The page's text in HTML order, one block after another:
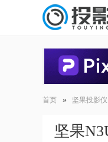
HDMI版本对比
首页 » 坚果投影仪
坚果